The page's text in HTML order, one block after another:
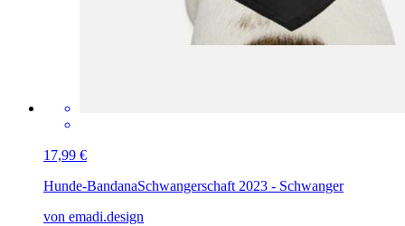
17,99 €
Hunde-BandanaSchwangerschaft 2023 - Schwanger
von emadi.design